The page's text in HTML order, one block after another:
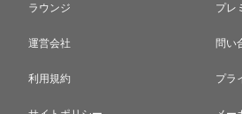
ラウンジ プレ
運営会社 問い
利用規約 プラ